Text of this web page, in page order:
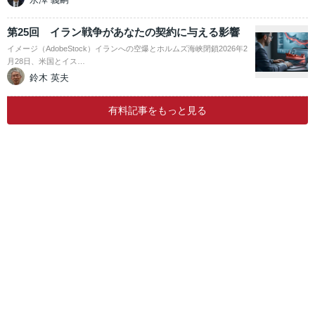
第25回 イラン戦争があなたの契約に与える影響
イメージ（AdobeStock）イランへの空爆とホルムズ海峡閉鎖2026年2
月28日、米国とイス…
鈴木 英夫
有料記事をもっと見る